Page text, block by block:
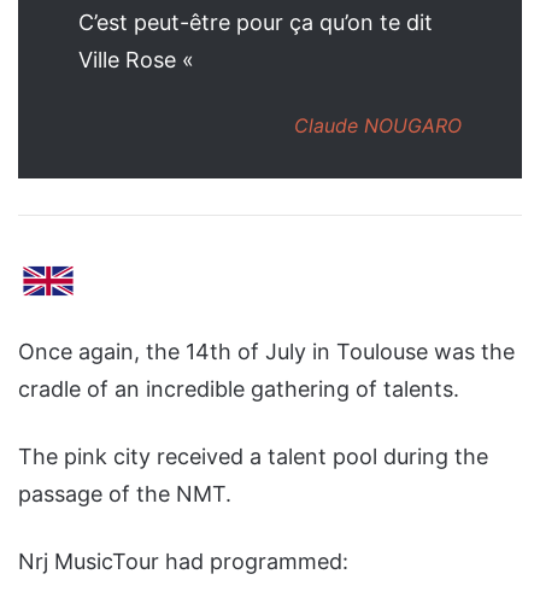
C’est peut-être pour ça qu’on te dit
Ville Rose «
Claude NOUGARO
Once again, the 14th of July in Toulouse was the
cradle of an incredible gathering of talents.
The pink city received a talent pool during the
passage of the NMT.
Nrj MusicTour had programmed: